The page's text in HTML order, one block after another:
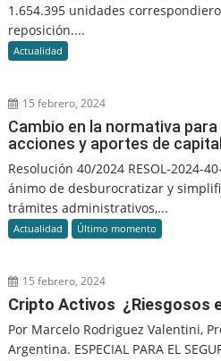
1.654.395 unidades
reposición....
Actualidad
15 febrero, 2024
Cambio en la normativa
acciones y aportes de
Resolución 40/2024 RESOL-2024-
ánimo de desburocratizar y
trámites administrativos,...
Actualidad Último momento
15 febrero, 2024
Cripto Activos ¿Riesgosos
Por Marcelo Rodriguez Valentini,
Argentina. ESPECIAL PARA EL